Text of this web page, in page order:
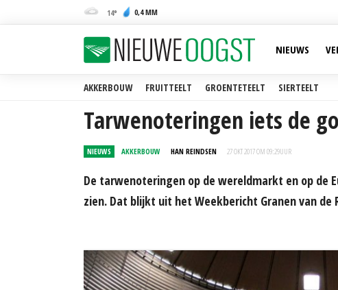
14 0,4 MM
AKKERBOUW FRUITTEELT GROENTETEELT SIERTEELT
NIEUWS
Tarwenoteringen iets de
NIEUWS AKKERBOUW HAN REINDSEN 27 OKT 2017 OM 09:29UUR
De tarwenoteringen op de wereldmarkt en op de
zien. Dat blijkt uit het Weekbericht Granen van de